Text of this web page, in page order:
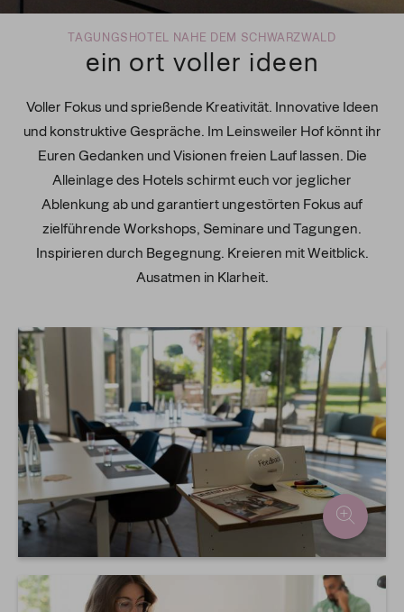
TAGUNGSHOTEL NAHE DEM SCHWARZWALD
ein ort voller ideen
Voller Fokus und sprießende Kreativität. Innovative Ideen
und konstruktive Gespräche. Im Leinsweiler Hof könnt ihr
Euren Gedanken und Visionen freien Lauf lassen. Die
Alleinlage des Hotels schirmt euch vor jeglicher
Ablenkung ab und garantiert ungestörten Fokus auf
zielführende Workshops, Seminare und Tagungen.
Inspirieren durch Begegnung. Kreieren mit Weitblick.
Ausatmen in Klarheit.